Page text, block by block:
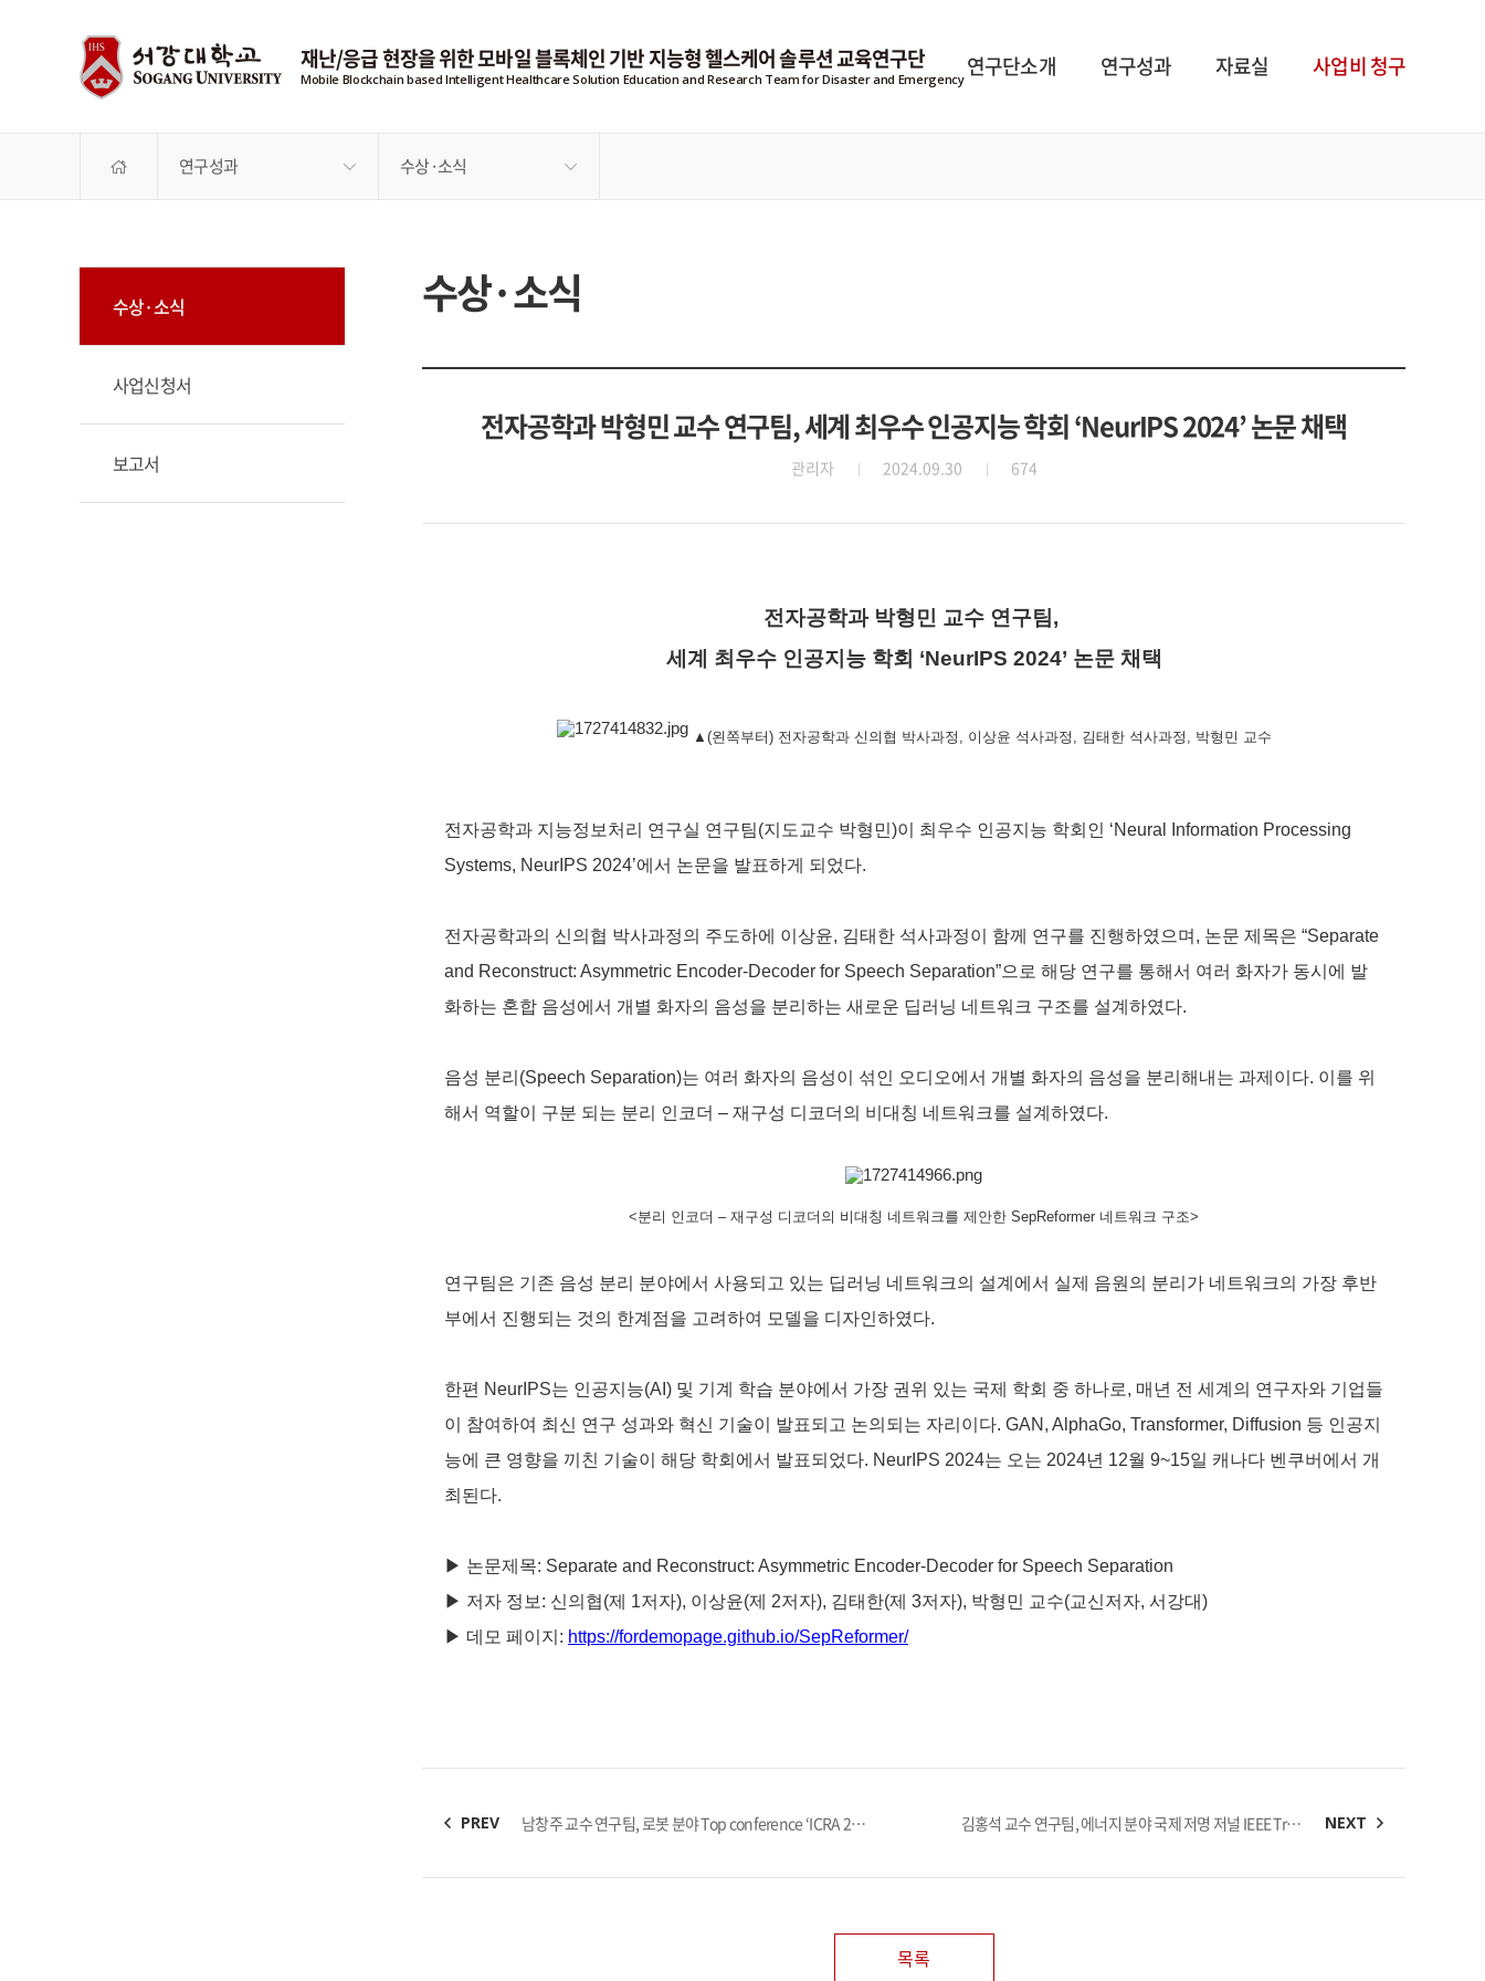
재난/응급 현장을 위한 모바일 블록체인 기반 지능형 헬스케어 솔루션 교육연구단
Mobile Blockchain based Intelligent Healthcare Solution Education and Research Team for Disaster and Emergency 연구단소개 연구성과 자료실 사업비 청구
연구성과 수상·소식
수상·소식
사업신청서
보고서
수상·소식
전자공학과 박형민 교수 연구팀, 세계 최우수 인공지능 학회 ‘NeurIPS 2024’ 논문 채택
관리자 2024.09.30 674
전자공학과 박형민 교수 연구팀 ,
세계 최우수 인공지능 학회 ‘NeurIPS 2024’ 논문 채택
▲(왼쪽부터) 전자공학과 신의협 박사과정, 이상윤 석사과정, 김태한 석사과정, 박형민 교수
전자공학과 지능정보처리 연구실 연구팀(지도교수 박형민)이 최우수 인공지능 학회인 ‘Neural Information Processing
Systems, NeurIPS 2024’에서 논문을 발표하게 되었다.
전자공학과의 신의협 박사과정의 주도하에 이상윤, 김태한 석사과정이 함께 연구를 진행하였으며 , 논문 제목은 “Separate
and Reconstruct: Asymmetric Encoder-Decoder for Speech Separation”으로 해당 연구를 통해서 여러 화자가 동시에 발
화하는 혼합 음성에서 개별 화자의 음성을 분리하는 새로운 딥러닝 네트워크 구조를 설계하였다.
음성 분리 (Speech Separation)는 여러 화자의 음성이 섞인 오디오에서 개별 화자의 음성을 분리해내는 과제이다. 이를 위
해서 역할이 구분 되는 분리 인코더 – 재구성 디코더의 비대칭 네트워크를 설계하였다.
<분리 인코더 – 재구성 디코더의 비대칭 네트워크를 제안한 SepReformer 네트워크 구조>
연구팀은 기존 음성 분리 분야에서 사용되고 있는 딥러닝 네트워크의 설계에서 실제 음원의 분리가 네트워크의 가장 후반
부에서 진행되는 것의 한계점을 고려하여 모델을 디자인하였다.
한편 NeurIPS는 인공지능(AI) 및 기계 학습 분야에서 가장 권위 있는 국제 학회 중 하나로, 매년 전 세계의 연구자와 기업들
이 참여하여 최신 연구 성과와 혁신 기술이 발표되고 논의되는 자리이다. GAN, AlphaGo, Transformer, Diffusion 등 인공지
능에 큰 영향을 끼친 기술이 해당 학회에서 발표되었다. NeurIPS 2024는 오는 2024년 12월 9~15일 캐나다 벤쿠버에서 개
최된다.
▶ 논문제목: Separate and Reconstruct: Asymmetric Encoder-Decoder for Speech Separation
▶ 저자 정보 : 신의협(제 1저자), 이상윤(제 2저자), 김태한(제 3저자), 박형민 교수(교신저자, 서강대)
▶ 데모 페이지 : https://fordemopage.github.io/SepReformer/
PREV 남창주 교수 연구팀, 로봇 분야 Top conference ‘ICRA 2025’ 논문 채택 NEXT
김홍석 교수 연구팀, 에너지 분야 국제 저명 저널 IEEE Transactions on Sustainable Energy 논문 게재
목록